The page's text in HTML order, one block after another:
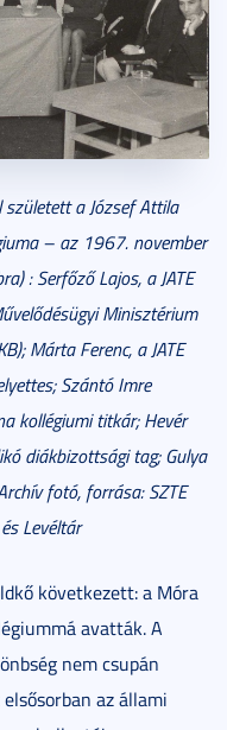
született a József Attila
– az 1967. november
: Serfőző Lajos, a JATE
Minisztérium
Márta Ferenc, a JATE
Szántó Imre
kollégiumi titkár; Hevér
diákbizottsági tag; Gulya
fotó, forrása: SZTE
Levéltár
következett: a Móra
avatták. A
nem csupán
az állami